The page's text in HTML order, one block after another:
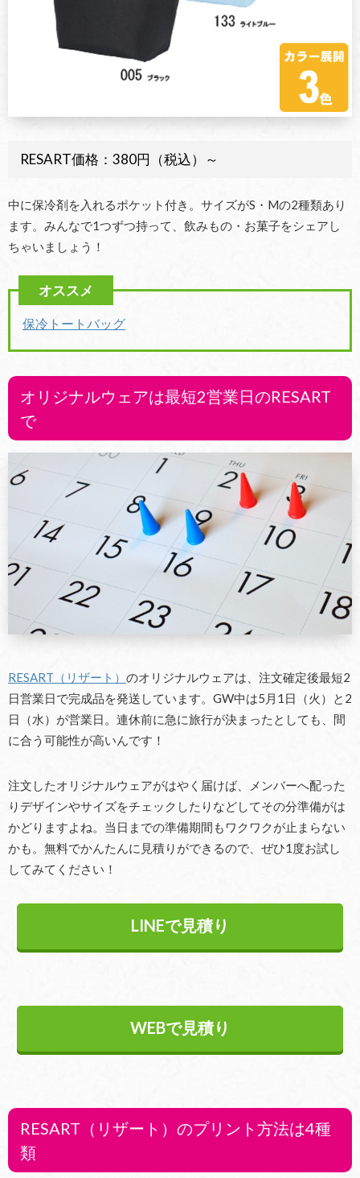
RESART価格：380円（税込）～
中に保冷剤を入れるポケット付き。サイズがS・Mの2種類あり
ます。みんなで1つずつ持って、飲みもの・お菓子をシェアし
ちゃいましょう！
保冷トートバッグ
オリジナルウェアは最短2営業日のRESART
で
RESART（リザート） のオリジナルウェアは、注文確定後最短2
日営業日で完成品を発送しています。GW中は5月1日（火）と2
日（水）が営業日。連休前に急に旅行が決まったとしても、間
に合う可能性が高いんです！
注文したオリジナルウェアがはやく届けば、メンバーへ配った
りデザインやサイズをチェックしたりなどしてその分準備がは
かどりますよね。当日までの準備期間もワクワクが止まらない
かも。無料でかんたんに見積りができるので、ぜひ1度お試し
してみてください！
LINEで見積り
WEBで見積り
RESART（リザート）のプリント方法は4種
類